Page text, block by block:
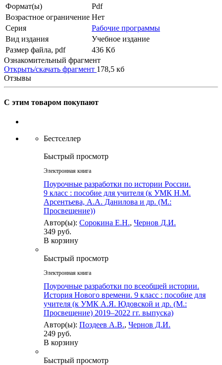
Формат(ы)
Pdf
Возрастное ограничение Нет
Серия
Рабочие программы
Вид издания
Учебное издание
Размер файла, pdf
436 Кб
Ознакомительный фрагмент
Открыть/скачать фрагмент 178,5 кб
Отзывы
С этим товаром покупают
Бестселлер
Быстрый просмотр
Электронная книга
Поурочные разработки по истории России.
9 класс : пособие для учителя (к УМК Н.М.
Арсентьева, А.А. Данилова и др. (М.:
Просвещение))
Автор(ы): Сорокина Е.Н., Чернов Д.И.
349 руб.
В корзину
Быстрый просмотр
Электронная книга
Поурочные разработки по всеобщей истории.
История Нового времени. 9 класс : пособие для
учителя (к УМК А.Я. Юдовской и др. (М.:
Просвещение) 2019–2022 гг. выпуска)
Автор(ы): Поздеев А.В., Чернов Д.И.
249 руб.
В корзину
Быстрый просмотр